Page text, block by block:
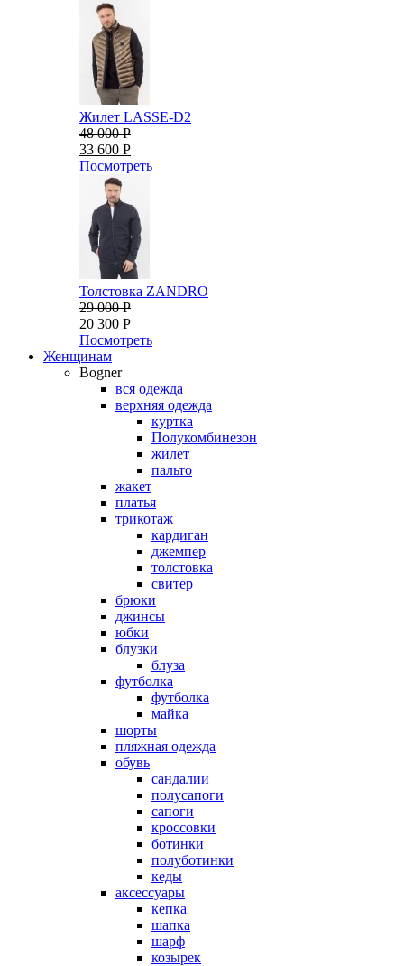
Жилет LASSE-D2
48 000 Р
33 600 Р
Посмотреть
Толстовка ZANDRO
29 000 Р
20 300 Р
Посмотреть
Женщинам
Bogner
вся одежда
верхняя одежда
куртка
Полукомбинезон
жилет
пальто
жакет
платья
трикотаж
кардиган
джемпер
толстовка
свитер
брюки
джинсы
юбки
блузки
блуза
футболка
футболка
майка
шорты
пляжная одежда
oбувь
сандалии
полусапоги
сапоги
кроссовки
ботинки
полуботинки
кеды
аксессуары
кепка
шапка
шарф
козырек